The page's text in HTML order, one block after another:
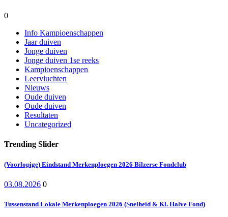
0
Info Kampioenschappen
Jaar duiven
Jonge duiven
Jonge duiven 1se reeks
Kampioenschappen
Leervluchten
Nieuws
Oude duiven
Oude duiven
Resultaten
Uncategorized
Trending Slider
(Voorlopige) Eindstand Merkenploegen 2026 Bilzerse Fondclub
03.08.2026 0
Tussenstand Lokale Merkenploegen 2026 (Snelheid & Kl. Halve Fond)